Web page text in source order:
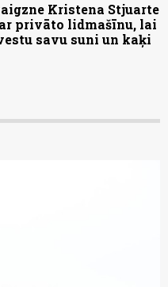
Kristena Stjuarte
privāto lidmašīnu, lai
savu suni un kaķi